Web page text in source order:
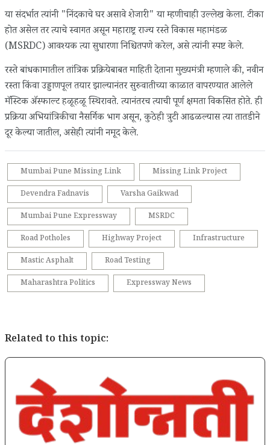
या संदर्भात त्यांनी "निंदकाचे घर असावे शेजारी" या म्हणीचाही उल्लेख केला. टीका
होत असेल तर त्याचे स्वागत असून महाराष्ट्र राज्य रस्ते विकास महामंडळ
(MSRDC) आवश्यक त्या सुधारणा निश्चितपणे करेल, असे त्यांनी स्पष्ट केले.
रस्ते बांधकामातील तांत्रिक प्रक्रियेबाबत माहिती देताना मुख्यमंत्री म्हणाले की, नवीन
रस्ता किंवा उड्डाणपूल तयार झाल्यानंतर सुरुवातीच्या काळात वापरण्यात आलेले
मॅस्टिक ॲस्फाल्ट हळूहळू स्थिरावते. त्यानंतरच त्याची पूर्ण क्षमता विकसित होते. ही
प्रक्रिया अभियांत्रिकीचा नैसर्गिक भाग असून, कुठेही त्रुटी आढळल्यास त्या तातडीने
दूर केल्या जातील, असेही त्यांनी नमूद केले.
Mumbai Pune Missing Link
Missing Link Project
Devendra Fadnavis
Varsha Gaikwad
Mumbai Pune Expressway
MSRDC
Road Potholes
Highway Project
Infrastructure
Mastic Asphalt
Road Testing
Maharashtra Politics
Expressway News
Related to this topic: